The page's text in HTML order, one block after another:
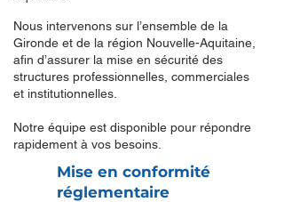
Nous intervenons sur l’ensemble de la
Gironde et de la région Nouvelle-Aquitaine,
afin d’assurer la mise en sécurité des
structures professionnelles, commerciales
et institutionnelles.
Notre équipe est disponible pour répondre
rapidement à vos besoins.
Mise en conformité
réglementaire